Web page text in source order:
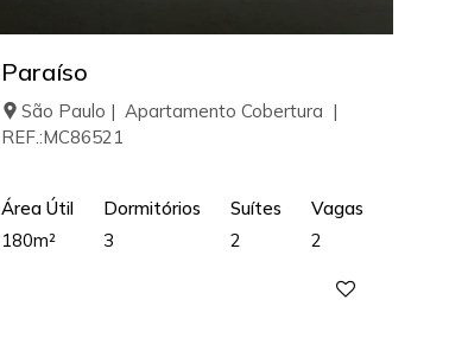
Paraíso
São Paulo | Apartamento Cobertura |
REF.:MC86521
Área Útil
180m²
Dormitórios
3
Suítes
2
Vagas
2